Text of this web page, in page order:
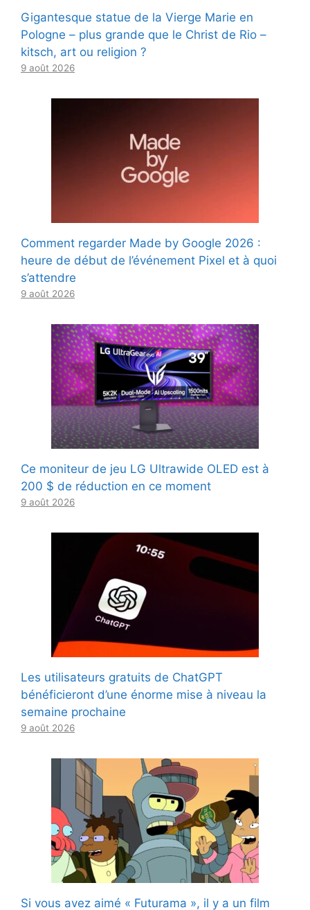
Gigantesque statue de la Vierge Marie en
Pologne – plus grande que le Christ de Rio –
kitsch, art ou religion ?
9 août 2026
Comment regarder Made by Google 2026 :
heure de début de l’événement Pixel et à quoi
s’attendre
9 août 2026
Ce moniteur de jeu LG Ultrawide OLED est à
200 $ de réduction en ce moment
9 août 2026
Les utilisateurs gratuits de ChatGPT
bénéficieront d’une énorme mise à niveau la
semaine prochaine
9 août 2026
Si vous avez aimé « Futurama », il y a un film